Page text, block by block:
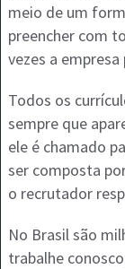
meio de um
preencher com
vezes a
Todos os
sempre que
ele é chamado
ser composta
o recrutador
No Brasil são
trabalhe